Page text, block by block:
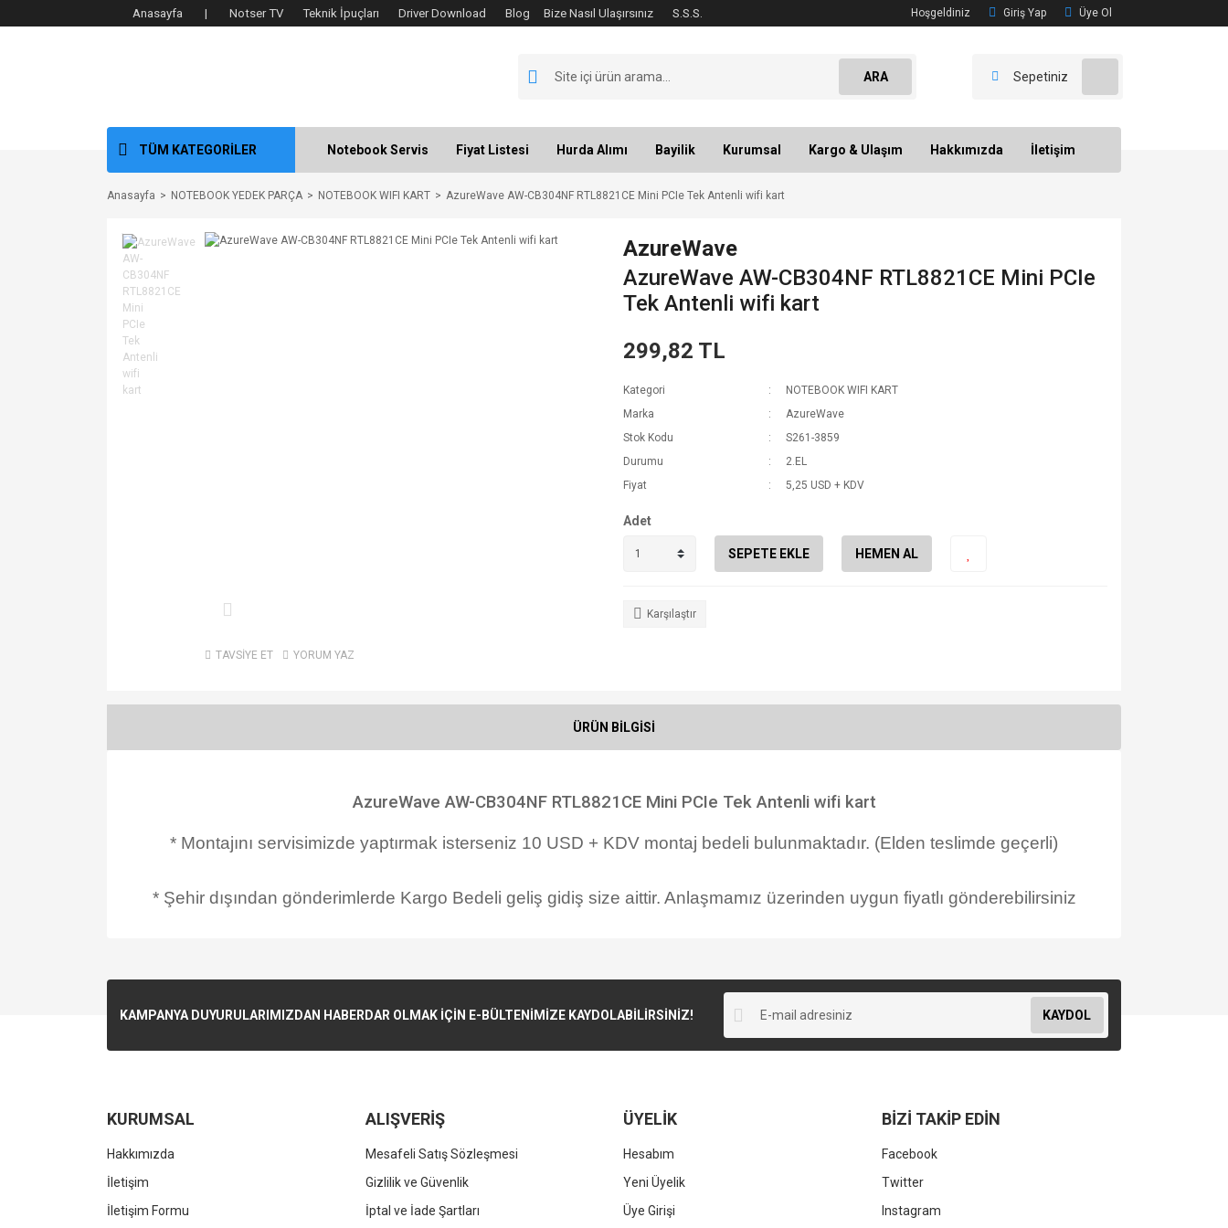
Anasayfa | Notser TV Teknik İpuçları Driver Download Blog Bize Nasıl UlaşırsınızS.S.S. Hoşgeldiniz Giriş Yap Üye Ol
ARA Sepetiniz
TÜM KATEGORİLER Notebook Servis Fiyat Listesi Hurda Alımı Bayilik Kurumsal Kargo & Ulaşım Hakkımızda İletişim
Anasayfa NOTEBOOK YEDEK PARÇA NOTEBOOK WIFI KART AzureWave AW-CB304NF RTL8821CE Mini PCIe Tek Antenli wifi kart
TAVSİYE ET YORUM YAZ
AzureWave
AzureWave AW-CB304NF RTL8821CE Mini PCIe
Tek Antenli wifi kart
299,82 TL
Kategori
NOTEBOOK WIFI KART
Marka
AzureWave
Stok Kodu
S261-3859
Durumu
2.EL
Fiyat
5,25 USD + KDV
Adet
SEPETE EKLE HEMEN AL
Karşılaştır
ÜRÜN BİLGİSİ
AzureWave AW-CB304NF RTL8821CE Mini PCIe Tek Antenli wifi kart
* Montajını servisimizde yaptırmak isterseniz 10 USD + KDV montaj bedeli bulunmaktadır. (Elden teslimde geçerli)
* Şehir dışından gönderimlerde Kargo Bedeli geliş gidiş size aittir. Anlaşmamız üzerinden uygun fiyatlı gönderebilirsiniz
KAMPANYA DUYURULARIMIZDAN HABERDAR OLMAK İÇİN E-BÜLTENİMİZE KAYDOLABİLİRSİNİZ! KAYDOL
KURUMSAL
Hakkımızda
İletişim
İletişim Formu
ALIŞVERİŞ
Mesafeli Satış Sözleşmesi
Gizlilik ve Güvenlik
İptal ve İade Şartları
ÜYELİK
Hesabım
Yeni Üyelik
Üye Girişi
BİZİ TAKİP EDİN
Facebook
Twitter
Instagram